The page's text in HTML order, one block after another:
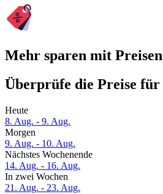
Mehr sparen mit
Überprüfe die Preise für
Heute
8. Aug. - 9. Aug.
Morgen
9. Aug. - 10. Aug.
Nächstes Wochenende
14. Aug. - 16. Aug.
In zwei Wochen
21. Aug. - 23. Aug.